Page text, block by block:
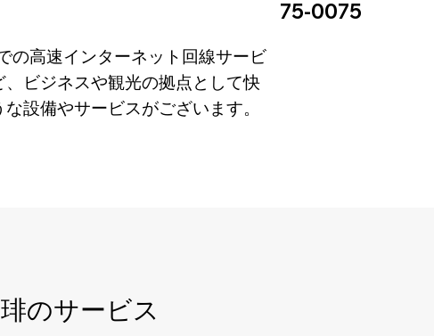
の高速インターネット回線サービ
ビジネスや観光の拠点として快
設備やサービスがございます。
のサービス
75-0075